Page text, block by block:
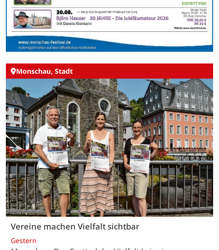
Monschau, Stadt
Vereine machen Vielfalt sichtbar
Gestern